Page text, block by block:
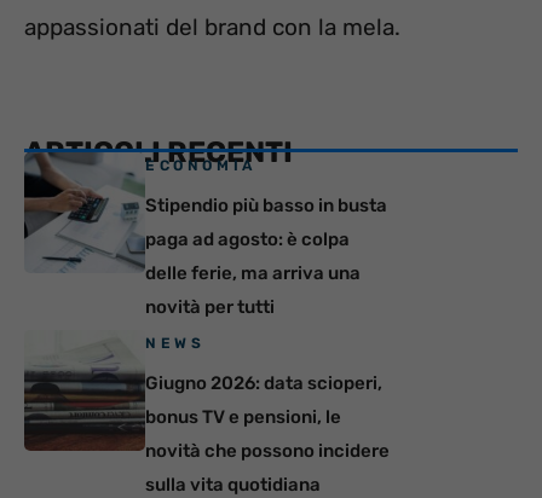
appassionati del brand con la mela.
ARTICOLI RECENTI
ECONOMIA
Stipendio più basso in busta
paga ad agosto: è colpa
delle ferie, ma arriva una
novità per tutti
NEWS
Giugno 2026: data scioperi,
bonus TV e pensioni, le
novità che possono incidere
sulla vita quotidiana